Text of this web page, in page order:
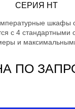
СЕРИЯ HT
шкафы
с 4 стандартными
и
ПО